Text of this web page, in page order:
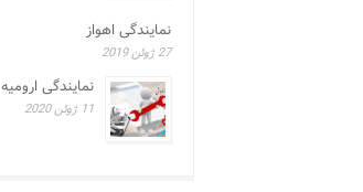
نمایندگی اهواز
27 ژوئن 2019
نمایندگی ارومیه
11 ژوئن 2020